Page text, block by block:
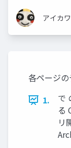
アイカワ
各ページ
1.
で
る
リ